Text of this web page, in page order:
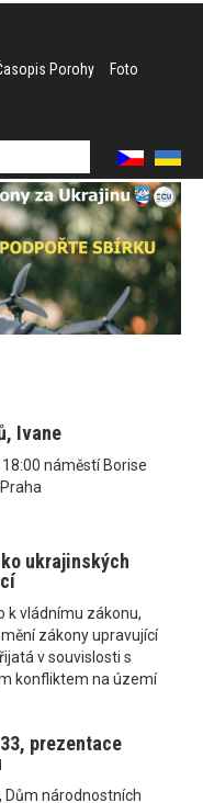
Porohy Foto
Ivane
náměstí Borise
ukrajinských
k vládnímu zákonu,
zákony upravující
v souvislosti s
konfliktem na území
prezentace
Dům národnostních